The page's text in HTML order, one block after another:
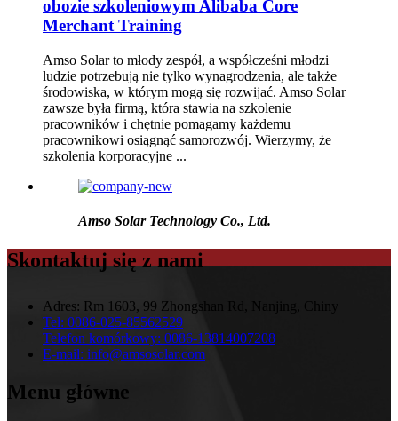
obozie szkoleniowym Alibaba Core
Merchant Training
Amso Solar to młody zespół, a współcześni młodzi
ludzie potrzebują nie tylko wynagrodzenia, ale także
środowiska, w którym mogą się rozwijać. Amso Solar
zawsze była firmą, która stawia na szkolenie
pracowników i chętnie pomagamy każdemu
pracownikowi osiągnąć samorozwój. Wierzymy, że
szkolenia korporacyjne ...
Amso Solar Technology Co., Ltd.
Skontaktuj się z nami
Adres: Rm 1603, 99 Zhongshan Rd, Nanjing, Chiny
Tel: 0086-025-85562529
Telefon komórkowy: 0086-13814007208
E-mail: info@amsosolar.com
Menu główne